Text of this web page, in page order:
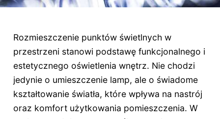
Rozmieszczenie punktów świetlnych w
przestrzeni stanowi podstawę funkcjonalnego i
estetycznego oświetlenia wnętrz. Nie chodzi
jedynie o umieszczenie lamp, ale o świadome
kształtowanie światła, które wpływa na nastrój
oraz komfort użytkowania pomieszczenia. W